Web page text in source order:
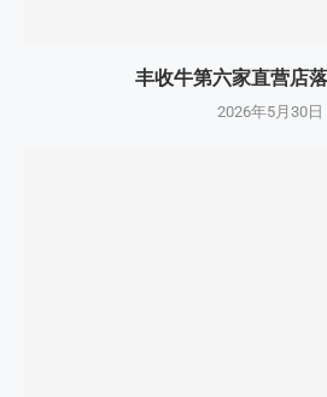
丰收牛第六家直营店
2026年5月30日